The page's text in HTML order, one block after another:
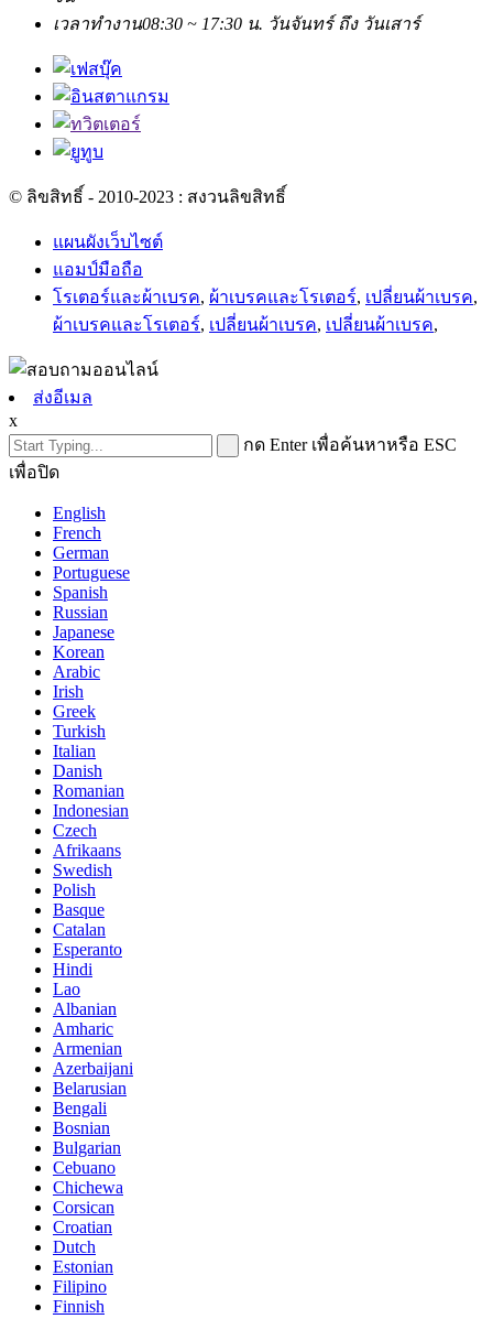
เวลาทำงาน08:30 ~ 17:30 น. วันจันทร์ ถึง วันเสาร์
© ลิขสิทธิ์ - 2010-2023 : สงวนลิขสิทธิ์
แผนผังเว็บไซต์
แอมป์มือถือ
โรเตอร์และผ้าเบรค, ผ้าเบรคและโรเตอร์, เปลี่ยนผ้าเบรค,
ผ้าเบรคและโรเตอร์, เปลี่ยนผ้าเบรค, เปลี่ยนผ้าเบรค,
ส่งอีเมล
x
กด Enter เพื่อค้นหาหรือ ESC
เพื่อปิด
English
French
German
Portuguese
Spanish
Russian
Japanese
Korean
Arabic
Irish
Greek
Turkish
Italian
Danish
Romanian
Indonesian
Czech
Afrikaans
Swedish
Polish
Basque
Catalan
Esperanto
Hindi
Lao
Albanian
Amharic
Armenian
Azerbaijani
Belarusian
Bengali
Bosnian
Bulgarian
Cebuano
Chichewa
Corsican
Croatian
Dutch
Estonian
Filipino
Finnish